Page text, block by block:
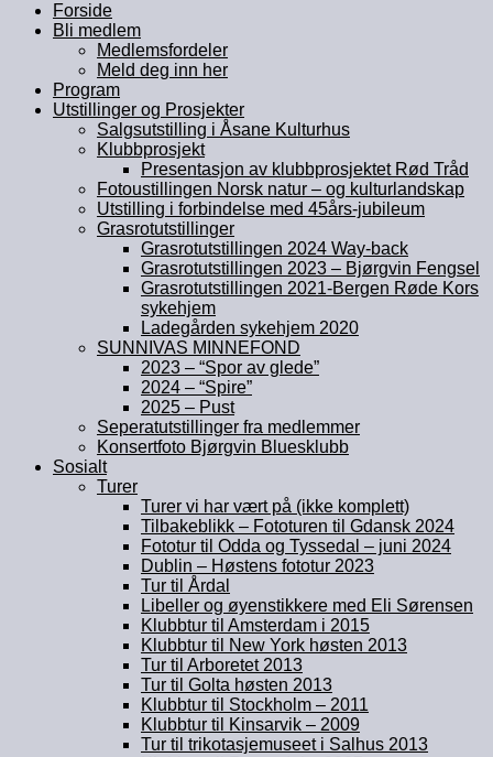
Forside
Bli medlem
Medlemsfordeler
Meld deg inn her
Program
Utstillinger og Prosjekter
Salgsutstilling i Åsane Kulturhus
Klubbprosjekt
Presentasjon av klubbprosjektet Rød Tråd
Fotoustillingen Norsk natur – og kulturlandskap
Utstilling i forbindelse med 45års-jubileum
Grasrotutstillinger
Grasrotutstillingen 2024 Way-back
Grasrotutstillingen 2023 – Bjørgvin Fengsel
Grasrotutstillingen 2021-Bergen Røde Kors
sykehjem
Ladegården sykehjem 2020
SUNNIVAS MINNEFOND
2023 – “Spor av glede”
2024 – “Spire”
2025 – Pust
Seperatutstillinger fra medlemmer
Konsertfoto Bjørgvin Bluesklubb
Sosialt
Turer
Turer vi har vært på (ikke komplett)
Tilbakeblikk – Fototuren til Gdansk 2024
Fototur til Odda og Tyssedal – juni 2024
Dublin – Høstens fototur 2023
Tur til Årdal
Libeller og øyenstikkere med Eli Sørensen
Klubbtur til Amsterdam i 2015
Klubbtur til New York høsten 2013
Tur til Arboretet 2013
Tur til Golta høsten 2013
Klubbtur til Stockholm – 2011
Klubbtur til Kinsarvik – 2009
Tur til trikotasjemuseet i Salhus 2013